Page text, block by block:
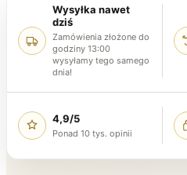
Wysyłka nawet
dziś
Zamówienia złożone do
godziny 13:00
wysyłamy tego samego
dnia!
4,9/5
Ponad 10 tys. opinii